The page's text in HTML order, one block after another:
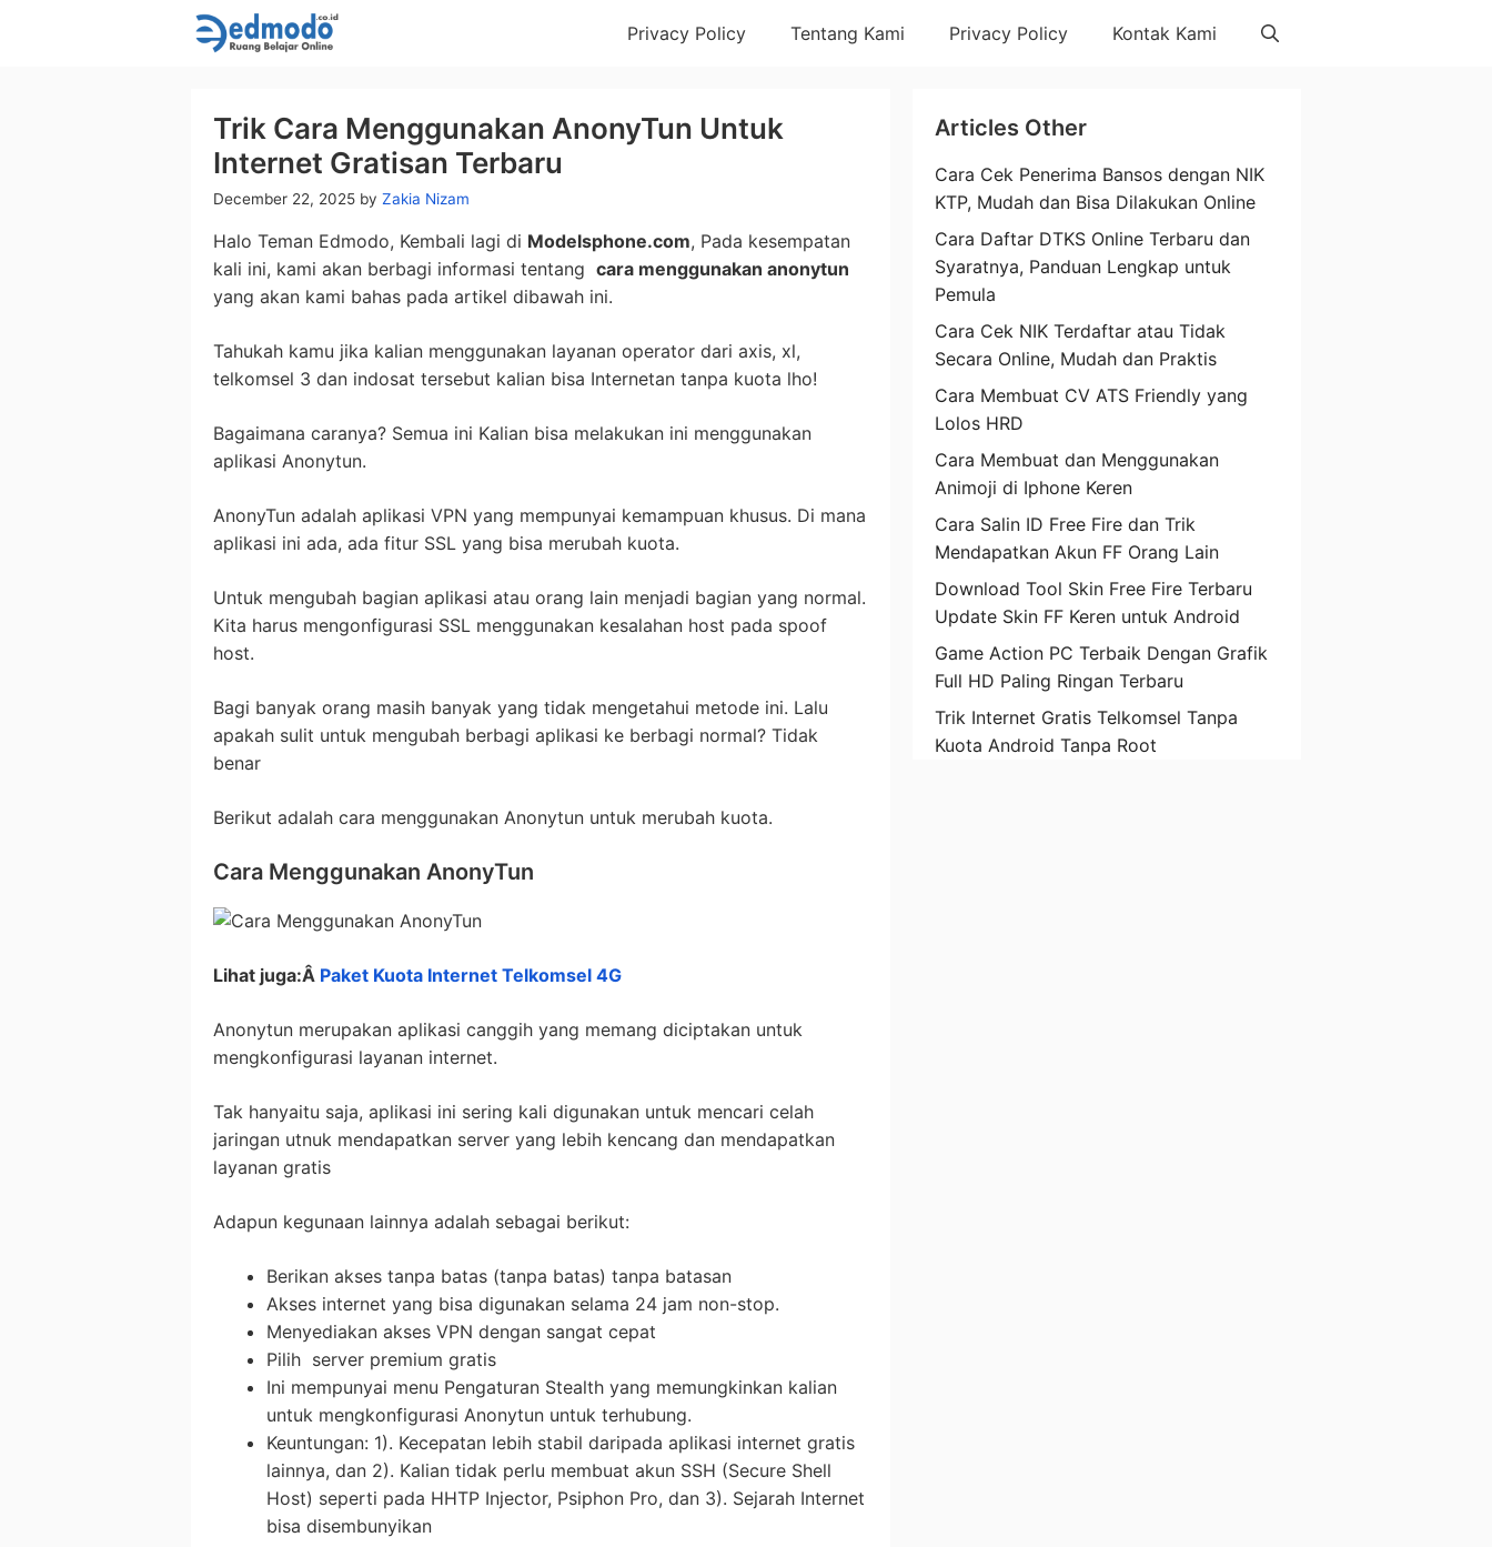
Privacy Policy Tentang Kami Privacy Policy Kontak Kami
Trik Cara Menggunakan AnonyTun Untuk
Internet Gratisan Terbaru
December 22, 2025 by Zakia Nizam
Halo Teman Edmodo, Kembali lagi di Modelsphone.com, Pada kesempatan
kali ini, kami akan berbagi informasi tentang cara menggunakan anonytun
yang akan kami bahas pada artikel dibawah ini.
Tahukah kamu jika kalian menggunakan layanan operator dari axis, xl,
telkomsel 3 dan indosat tersebut kalian bisa Internetan tanpa kuota lho!
Bagaimana caranya? Semua ini Kalian bisa melakukan ini menggunakan
aplikasi Anonytun.
AnonyTun adalah aplikasi VPN yang mempunyai kemampuan khusus. Di mana
aplikasi ini ada, ada fitur SSL yang bisa merubah kuota.
Untuk mengubah bagian aplikasi atau orang lain menjadi bagian yang normal.
Kita harus mengonfigurasi SSL menggunakan kesalahan host pada spoof
host.
Bagi banyak orang masih banyak yang tidak mengetahui metode ini. Lalu
apakah sulit untuk mengubah berbagi aplikasi ke berbagi normal? Tidak
benar
Berikut adalah cara menggunakan Anonytun untuk merubah kuota.
Cara Menggunakan AnonyTun
Lihat juga:Â Paket Kuota Internet Telkomsel 4G
Anonytun merupakan aplikasi canggih yang memang diciptakan untuk
mengkonfigurasi layanan internet.
Tak hanyaitu saja, aplikasi ini sering kali digunakan untuk mencari celah
jaringan utnuk mendapatkan server yang lebih kencang dan mendapatkan
layanan gratis
Adapun kegunaan lainnya adalah sebagai berikut:
Berikan akses tanpa batas (tanpa batas) tanpa batasan
Akses internet yang bisa digunakan selama 24 jam non-stop.
Menyediakan akses VPN dengan sangat cepat
Pilih server premium gratis
Ini mempunyai menu Pengaturan Stealth yang memungkinkan kalian
untuk mengkonfigurasi Anonytun untuk terhubung.
Keuntungan: 1). Kecepatan lebih stabil daripada aplikasi internet gratis
lainnya, dan 2). Kalian tidak perlu membuat akun SSH (Secure Shell
Host) seperti pada HHTP Injector, Psiphon Pro, dan 3). Sejarah Internet
bisa disembunyikan
Articles Other
Cara Cek Penerima Bansos dengan NIK
KTP, Mudah dan Bisa Dilakukan Online
Cara Daftar DTKS Online Terbaru dan
Syaratnya, Panduan Lengkap untuk
Pemula
Cara Cek NIK Terdaftar atau Tidak
Secara Online, Mudah dan Praktis
Cara Membuat CV ATS Friendly yang
Lolos HRD
Cara Membuat dan Menggunakan
Animoji di Iphone Keren
Cara Salin ID Free Fire dan Trik
Mendapatkan Akun FF Orang Lain
Download Tool Skin Free Fire Terbaru
Update Skin FF Keren untuk Android
Game Action PC Terbaik Dengan Grafik
Full HD Paling Ringan Terbaru
Trik Internet Gratis Telkomsel Tanpa
Kuota Android Tanpa Root